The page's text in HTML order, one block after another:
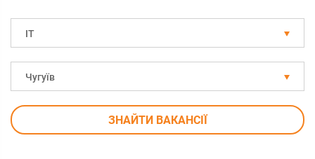
IT
Чугуїв
ЗНАЙТИ ВАКАНСІЇ